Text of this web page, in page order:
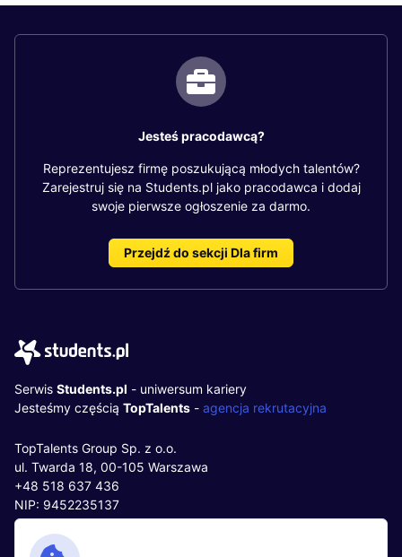
Jesteś pracodawcą?
Reprezentujesz firmę poszukującą młodych talentów?
Zarejestruj się na Students.pl jako pracodawca i dodaj
swoje pierwsze ogłoszenie za darmo.
Przejdź do sekcji Dla firm
Serwis Students.pl - uniwersum kariery
Jesteśmy częścią TopTalents - agencja rekrutacyjna
TopTalents Group Sp. z o.o.
ul. Twarda 18, 00-105 Warszawa
+48 518 637 436
NIP: 9452235137
Kontakt